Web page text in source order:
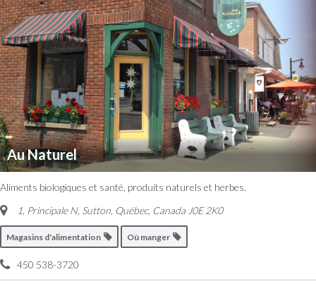
Au Naturel
Aliments biologiques et santé, produits naturels et herbes.
1, Principale N, Sutton Québec, Canada J0E 2K0
Magasins d'alimentation Où manger
450 538-3720